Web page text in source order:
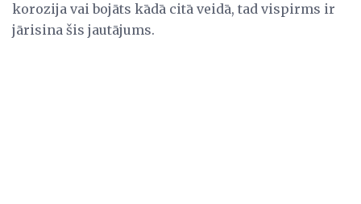
korozija vai bojāts kādā citā veidā, tad vispirms ir
jārisina šis jautājums.